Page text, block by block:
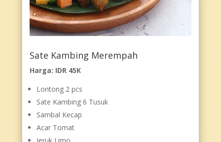
Sate Kambing Merempah
Harga: IDR 45K
Lontong 2 pcs
Sate Kambing 6 Tusuk
Sambal Kecap
Acar Tomat